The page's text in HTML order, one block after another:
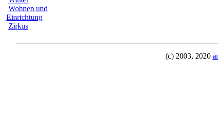
Wohnen und
Einrichtung
Zirkus
(c) 2003, 2020